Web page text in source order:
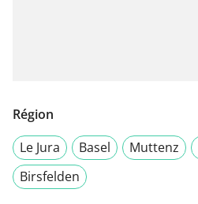
Région
Le Jura
Basel Muttenz
Birsfelden